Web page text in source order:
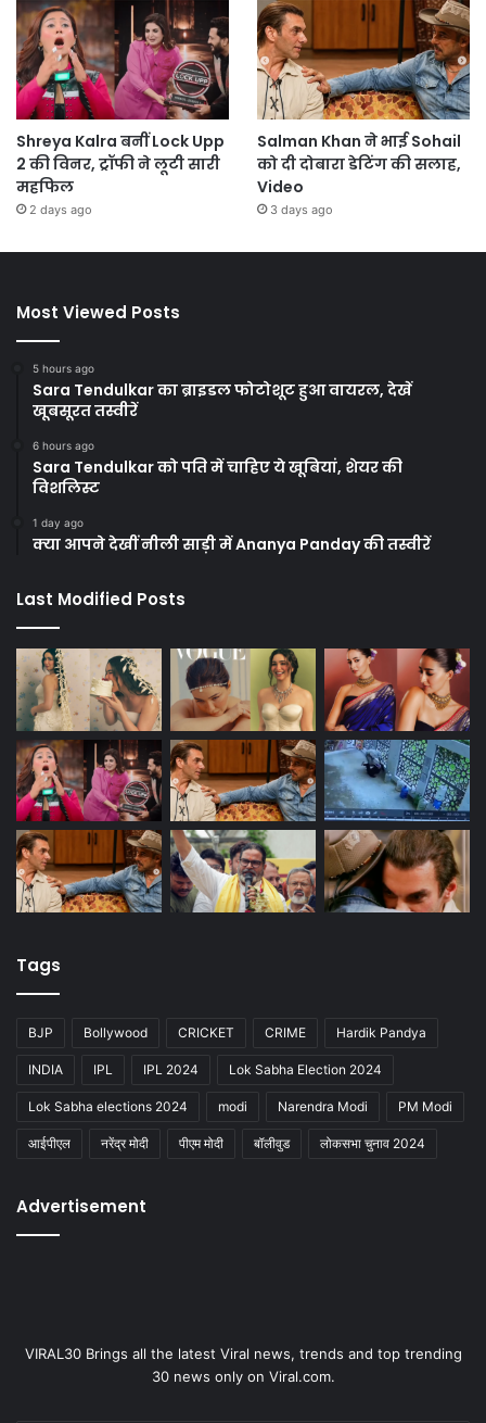
Shreya Kalra बनीं Lock Upp
2 की विनर, ट्रॉफी ने लूटी सारी
महफिल
2 days ago
Salman Khan ने भाई Sohail
को दी दोबारा डेटिंग की सलाह,
Video
3 days ago
Most Viewed Posts
5 hours ago
Sara Tendulkar का ब्राइडल फोटोशूट हुआ वायरल, देखें
खूबसूरत तस्वीरें
6 hours ago
Sara Tendulkar को पति में चाहिए ये खूबियां, शेयर की
विशलिस्ट
1 day ago
क्या आपने देखीं नीली साड़ी में Ananya Panday की तस्वीरें
Last Modified Posts
Tags
BJP Bollywood CRICKET CRIME Hardik Pandya
INDIA IPL IPL 2024 Lok Sabha Election 2024
Lok Sabha elections 2024 modi Narendra Modi PM Modi
आईपीएल नरेंद्र मोदी पीएम मोदी बॉलीवुड लोकसभा चुनाव 2024
Advertisement
VIRAL30 Brings all the latest Viral news, trends and top trending
30 news only on Viral.com.